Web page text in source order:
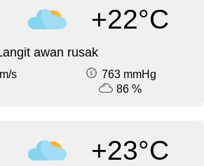
+22°C
awan rusak
s
763 mmHg
86 %
+23°C